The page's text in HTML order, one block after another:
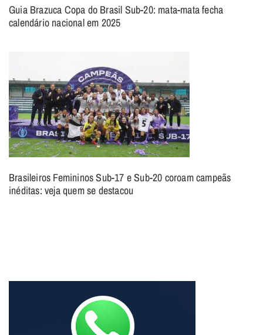
Guia Brazuca Copa do Brasil Sub-20: mata-mata fecha
calendário nacional em 2025
Brasileiros Femininos Sub-17 e Sub-20 coroam campeãs
inéditas: veja quem se destacou